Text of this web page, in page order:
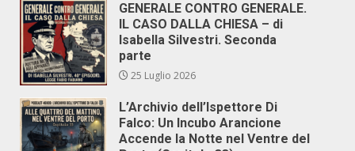
GENERALE CONTRO GENERALE.
IL CASO DALLA CHIESA – di
Isabella Silvestri. Seconda
parte
25 Luglio 2026
L’Archivio dell’Ispettore Di
Falco: Un Incubo Arancione
Accende la Notte nel Ventre del